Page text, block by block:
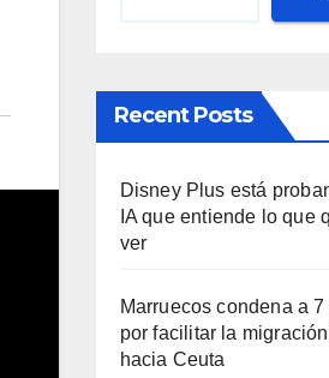
Recent Posts
Disney Plus está
IA que entiende lo que
ver
Marruecos condena a
por facilitar la
hacia Ceuta